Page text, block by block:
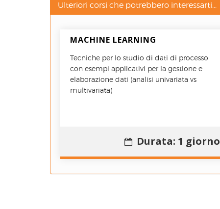
Ulteriori corsi che potrebbero interessarti...
MACHINE LEARNING
Tecniche per lo studio di dati di processo
con esempi applicativi per la gestione e
elaborazione dati (analisi univariata vs
multivariata)
Durata: 1 giorno